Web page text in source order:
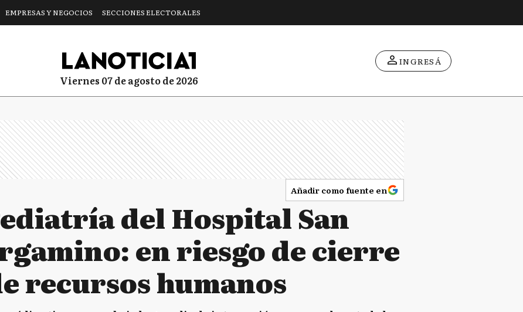
EMPRESAS Y NEGOCIOS SECCIONES ELECTORALES
viernes 07 de agosto de 2026
INGRESÁ
Añadir como fuente en
del Hospital San
en riesgo de cierre
recursos humanos